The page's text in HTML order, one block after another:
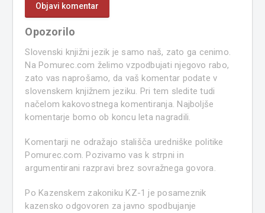
Opozorilo
Slovenski knjižni jezik je samo naš, zato ga cenimo.
Na Pomurec.com želimo vzpodbujati njegovo rabo,
zato vas naprošamo, da vaš komentar podate v
slovenskem knjižnem jeziku. Pri tem sledite tudi
načelom kakovostnega komentiranja. Najboljše
komentarje bomo ob koncu leta nagradili.
Komentarji ne odražajo stališča uredniške politike
Pomurec.com. Pozivamo vas k strpni in
argumentirani razpravi brez sovražnega govora.
Po Kazenskem zakoniku KZ-1 je posameznik
kazensko odgovoren za javno spodbujanje